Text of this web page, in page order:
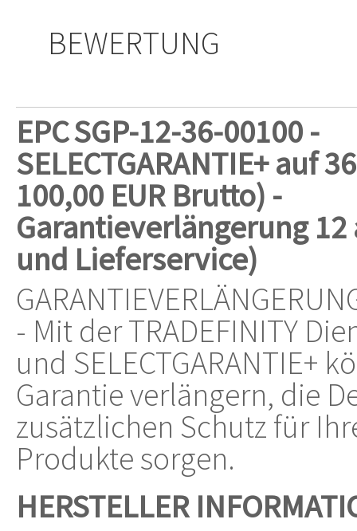
BEWERTUNG
EPCSGP-12-36-00100 -
SELECTGARANTIE+ auf
100,00 EUR Brutto) -
Garantieverlängerung
und Lieferservice)
- Mit der TRADEFINITY
und SELECTGARANTIE+
Garantie verlängern, die
zusätzlichen Schutz für
Produkte sorgen.
HERSTELLER